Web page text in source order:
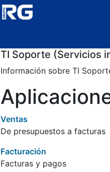
TI Soporte (Servicios
Información sobre TI
Ventas
De presupuestos a facturas
Facturación
Facturas y pagos